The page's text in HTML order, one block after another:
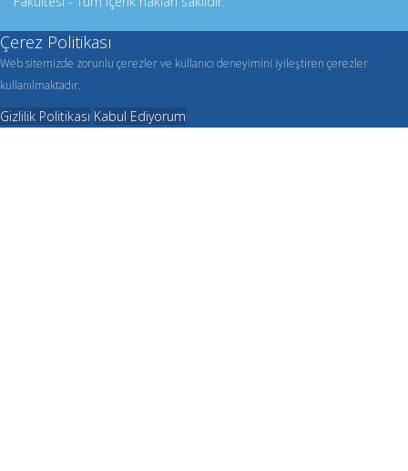
Çerez Politikası
Web sitemizde zorunlu çerezler ve kullanıcı deneyimini iyileştiren çerezler
kullanılmaktadır.
Gizlilik Politikası Kabul Ediyorum